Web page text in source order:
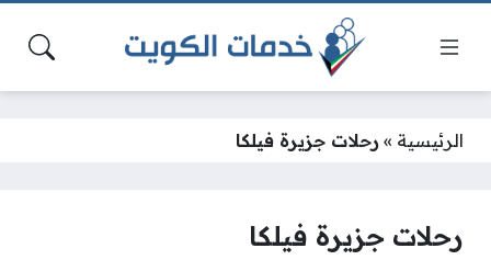
الرئيسية » رحلات جزيرة فيلكا
رحلات جزيرة فيلكا